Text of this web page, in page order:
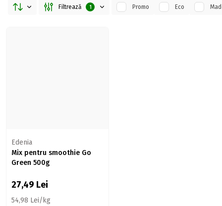
Filtrează 1 Promo Eco
Edenia
Mix pentru smoothie Go
Green 500g
27,49 Lei
54,98 Lei/kg